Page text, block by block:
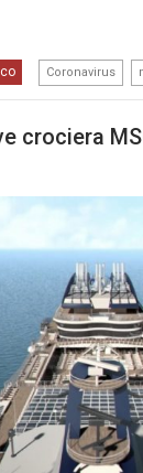
Coronavirus
crociera